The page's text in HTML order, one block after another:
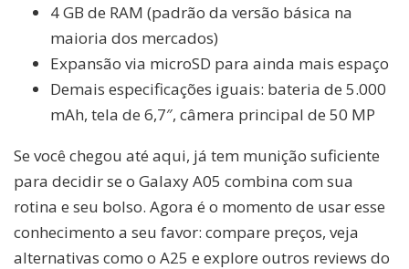
4 GB de RAM (padrão da versão básica na
maioria dos mercados)
Expansão via microSD para ainda mais espaço
Demais especificações iguais: bateria de 5.000
mAh, tela de 6,7″, câmera principal de 50 MP
Se você chegou até aqui, já tem munição suficiente
para decidir se o Galaxy A05 combina com sua
rotina e seu bolso. Agora é o momento de usar esse
conhecimento a seu favor: compare preços, veja
alternativas como o A25 e explore outros reviews do